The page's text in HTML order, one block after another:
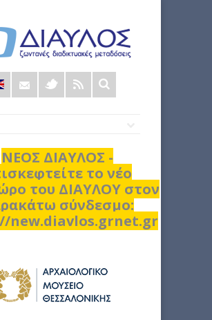
Φόρμα
αναζήτησης
ΝΕΟΣ ΔΙΑΥΛΟΣ -
το νέο
του ΔΙΑΥΛΟΥ στον
σύνδεσμο:
new.diavlos.grnet.gr